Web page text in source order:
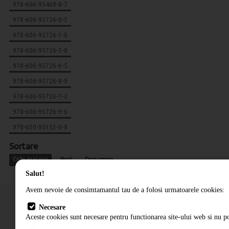
978-606-95469-8-7
978-606-95726-0-3
978-606-95726-1-0
978-606-95726-5-8
978-606-95726-6-5
978-606-95726-8-9
978-606-95726-7-2
978-606-95726-9-6
978-630-95153-0-8
Sortare
Cele mai noi Pret Denumire
Salut!
Avem nevoie de consimtamantul tau de a folosi urmatoarele cookies:
Necesare
Aceste cookies sunt necesare pentru functionarea site-ului web si nu